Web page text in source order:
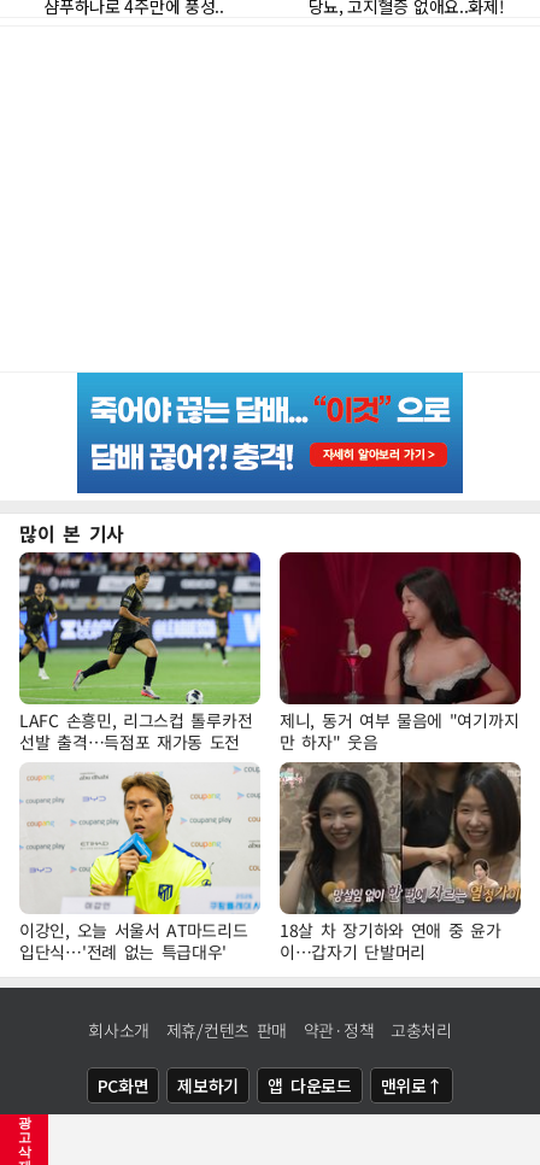
광
고
삭
많이 본 기사
LAFC 손흥민, 리그스컵 톨루카전
선발 출격…득점포 재가동 도전
제니, 동거 여부 물음에 "여기까지
만 하자" 웃음
이강인, 오늘 서울서 AT마드리드
입단식…'전례 없는 특급대우'
18살 차 장기하와 연애 중 윤가
이…갑자기 단발머리
회사소개 제휴/컨텐츠 판매 약관·정책 고충처리
PC화면 제보하기 앱 다운로드 맨위로↑